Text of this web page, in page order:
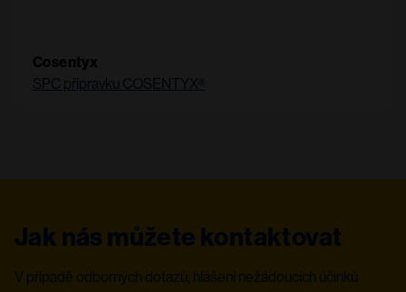
Cosentyx
SPC přípravku COSENTYX®
Jak nás můžete kontaktovat
V případě odborných dotazů, hlášení nežádoucích účinků